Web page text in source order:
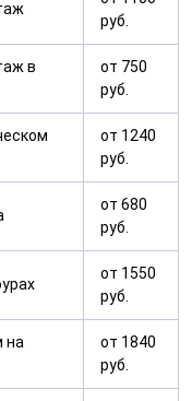
руб.
в
от 750
руб.
от 1240
руб.
от 680
руб.
от 1550
руб.
на
от 1840
руб.